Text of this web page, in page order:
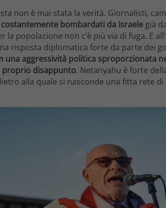
non è mai stata la verità. Giornalisti,
costantemente bombardati da Israele già
la popolazione non c’è più via di fuga. E all’
risposta diplomatica forte da parte dei
una aggressività politica sproporzionata
proprio disappunto. Netanyahu è forte
alla quale si nasconde una fitta rete di